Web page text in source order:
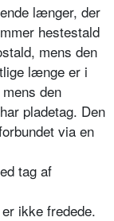
længer, der
hestestald
mens den
længe er i
den
pladetag. Den
via en
tag af
ikke fredede.